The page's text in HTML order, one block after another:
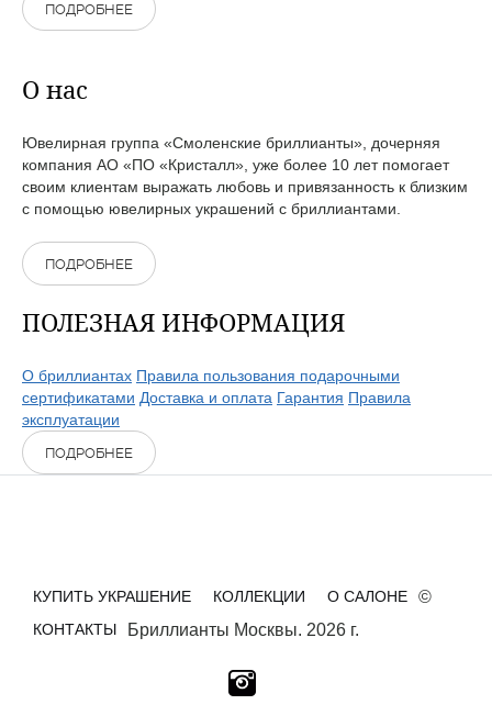
ПОДРОБНЕЕ
О нас
Ювелирная группа «Смоленские бриллианты», дочерняя
компания АО «ПО «Кристалл», уже более 10 лет помогает
своим клиентам выражать любовь и привязанность к близким
с помощью ювелирных украшений с бриллиантами.
ПОДРОБНЕЕ
ПОЛЕЗНАЯ ИНФОРМАЦИЯ
О бриллиантах Правила пользования подарочными
сертификатами Доставка и оплата Гарантия Правила
эксплуатации
ПОДРОБНЕЕ
КУПИТЬ УКРАШЕНИЕ КОЛЛЕКЦИИ
О САЛОНЕ
КОНТАКТЫ
©
Бриллианты Москвы. 2026 г.